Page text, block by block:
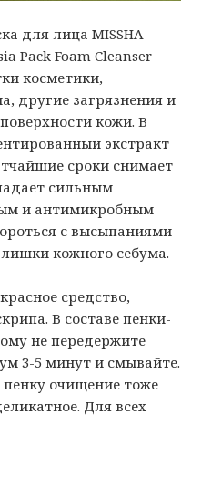
для лица MISSHA
Pack Foam Cleanser
косметики,
другие загрязнения и
кожи. В
экстракт
сроки снимает
сильным
и антимикробным
с высыпаниями
кожного себума.
средство,
В составе пенки-
не передержите
3-5 минут и смывайте.
пенку очищение тоже
Для всех